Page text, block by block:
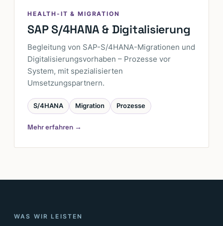
HEALTH-IT & MIGRATION
SAP S/4HANA & Digitalisierung
Begleitung von SAP-S/4HANA-Migrationen und
Digitalisierungs­vorhaben – Prozesse vor
System, mit spezialisierten
Umsetzungspartnern.
S/4HANA Migration Prozesse
Mehr erfahren →
WAS WIR LEISTEN